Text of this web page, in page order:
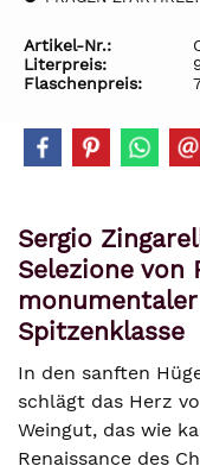
Artikel-Nr.:
Literpreis:
Flaschenpreis:
Sergio
Selezione von
Spitzenklasse
In den sanften
schlägt das Herz
Weingut, das wie
Renaissance des